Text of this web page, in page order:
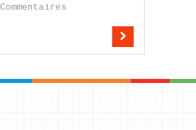
Commentaires